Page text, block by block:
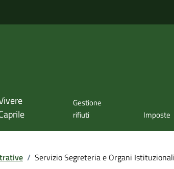
Gestione
rifiuti
Imposte
/ Servizio Segreteria e Organi Istituzionali